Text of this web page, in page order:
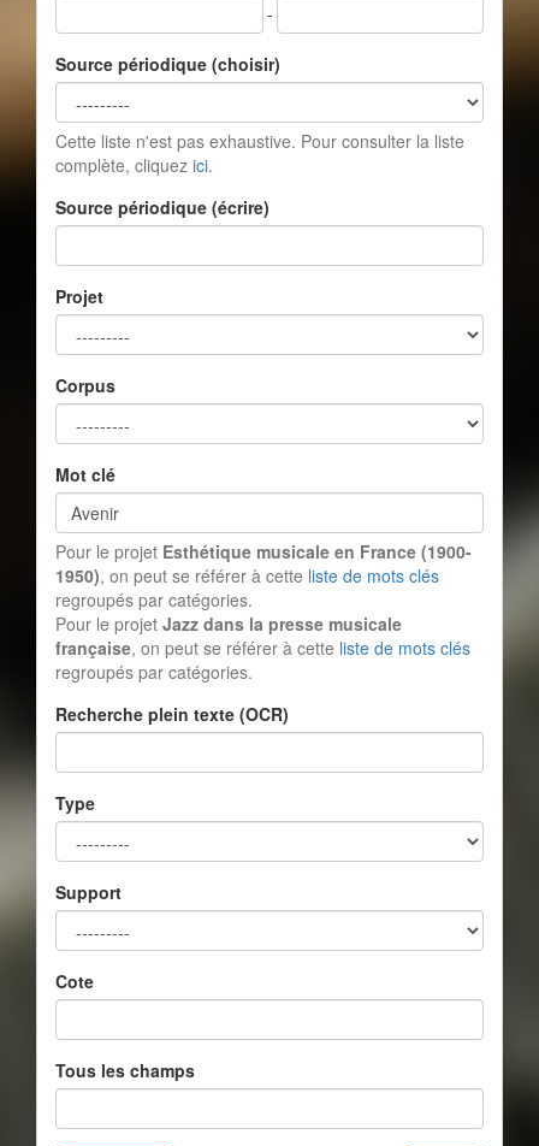
-
Source périodique (choisir)
Cette liste n'est pas exhaustive. Pour consulter la liste
complète, cliquez ici.
Source périodique (écrire)
Projet
Corpus
Mot clé
Pour le projet Esthétique musicale en France (1900-
1950), on peut se référer à cette liste de mots clés
regroupés par catégories.
Pour le projet Jazz dans la presse musicale
française, on peut se référer à cette liste de mots clés
regroupés par catégories.
Recherche plein texte (OCR)
Type
Support
Cote
Tous les champs